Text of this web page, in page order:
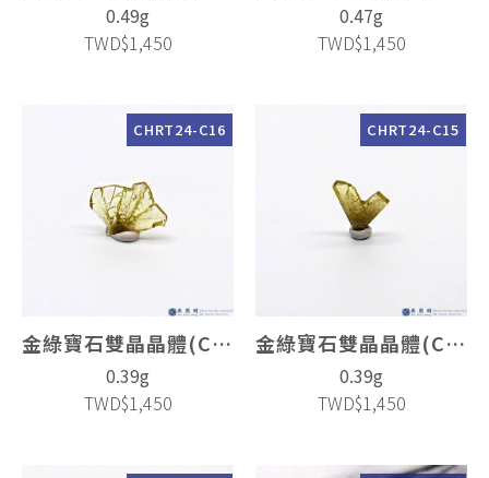
0.49g
TWD$1,450
0.47g
TWD$1,450
金綠寶石雙晶晶體(Chrysoberyl Twin)
CHRT24-C16
0.39g
TWD$1,450
金綠寶石雙晶晶體(Chrysoberyl Twin)
CHRT24-C15
0.39g
TWD$1,450